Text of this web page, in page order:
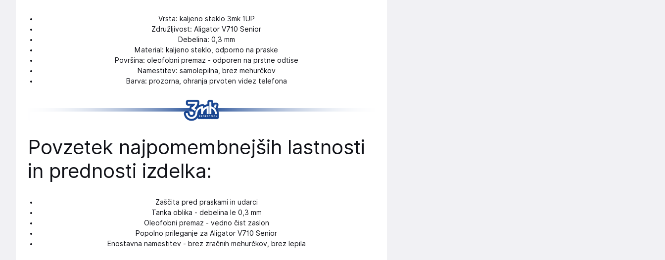
Vrsta: kaljeno steklo 3mk 1UP
Združljivost: Aligator V710 Senior
Debelina: 0,3 mm
Material: kaljeno steklo, odporno na praske
Površina: oleofobni premaz - odporen na prstne odtise
Namestitev: samolepilna, brez mehurčkov
Barva: prozorna, ohranja prvoten videz telefona
Povzetek najpomembnejših lastnosti
in prednosti izdelka:
Zaščita pred praskami in udarci
Tanka oblika - debelina le 0,3 mm
Oleofobni premaz - vedno čist zaslon
Popolno prileganje za Aligator V710 Senior
Enostavna namestitev - brez zračnih mehurčkov, brez lepila